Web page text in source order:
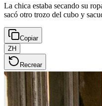
La chica estaba secando su
sacó otro trozo del cubo y
Copiar
ZH
Recrear